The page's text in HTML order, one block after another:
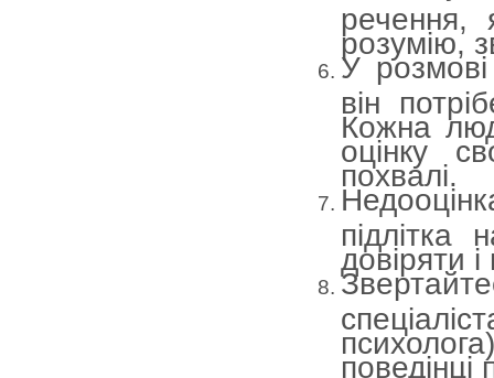
речення,
розумію,
У
він
Кожна
оцінку
похвалі.
підлітка
довіряти
поведінці